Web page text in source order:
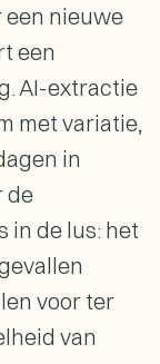
een nieuwe
een
AI-extractie
met variatie,
in
de
in de lus: het
voor ter
van